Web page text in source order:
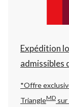
Expédition
admissibles
*Offre
TriangleMD sur